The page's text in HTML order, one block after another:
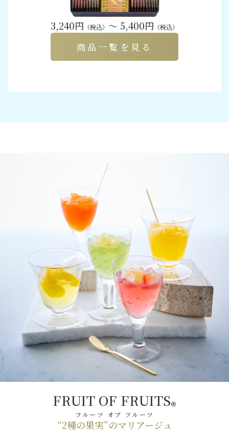
3,240円 （税込） ～ 5,400円 （税込）
商品一覧を見る
FRUIT OF FRUITS®
フルーツ オブ フルーツ
“2種の果実”のマリアージュ